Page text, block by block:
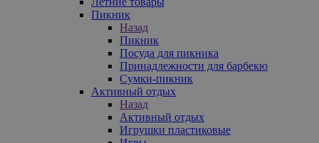
Пикник
Назад
Пикник
Посуда для пикника
Принадлежности для барбекю
Сумки-пикник
Активный отдых
Назад
Активный отдых
Игрушки пластиковые